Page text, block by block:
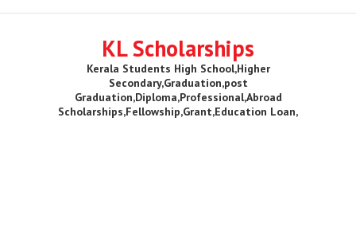
KL Scholarships
Kerala Students High School,Higher
Secondary,Graduation,post
Graduation,Diploma,Professional,Abroad
Scholarships,Fellowship,Grant,Education Loan,